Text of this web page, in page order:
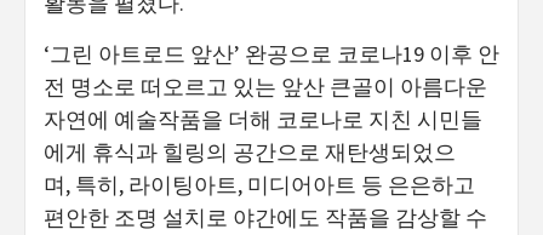
‘그린 아트로드 앞산’ 완공으로 코로나19 이후 안
전 명소로 떠오르고 있는 앞산 큰골이 아름다운
자연에 예술작품을 더해 코로나로 지친 시민들
에게 휴식과 힐링의 공간으로 재탄생되었으
며, 특히, 라이팅아트, 미디어아트 등 은은하고
편안한 조명 설치로 야간에도 작품을 감상할 수